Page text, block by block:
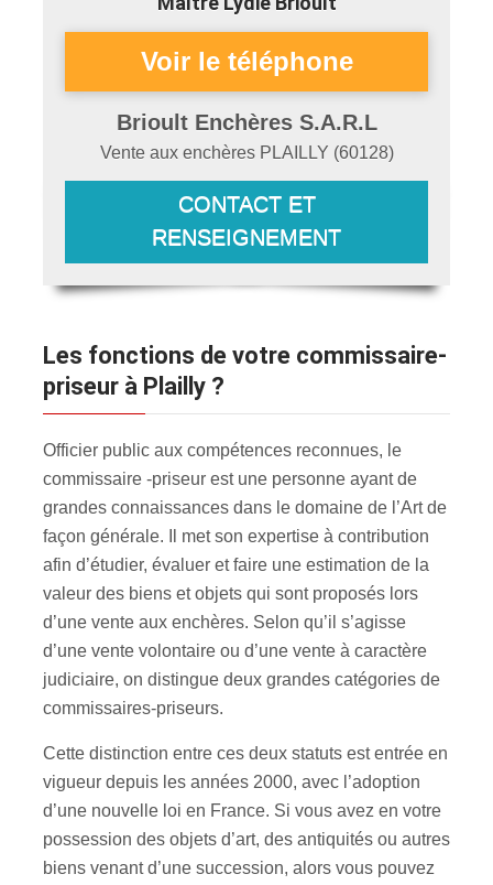
Brioult Enchères S.A.R.L
Vente aux enchères PLAILLY (60128)
CONTACT ET
RENSEIGNEMENT
Les fonctions de votre commissaire-
priseur à Plailly ?
Officier public aux compétences reconnues, le
commissaire -priseur est une personne ayant de
grandes connaissances dans le domaine de l’Art de
façon générale. Il met son expertise à contribution
afin d’étudier, évaluer et faire une estimation de la
valeur des biens et objets qui sont proposés lors
d’une vente aux enchères. Selon qu’il s’agisse
d’une vente volontaire ou d’une vente à caractère
judiciaire, on distingue deux grandes catégories de
commissaires-priseurs.
Cette distinction entre ces deux statuts est entrée en
vigueur depuis les années 2000, avec l’adoption
d’une nouvelle loi en France. Si vous avez en votre
possession des objets d’art, des antiquités ou autres
biens venant d’une succession, alors vous pouvez